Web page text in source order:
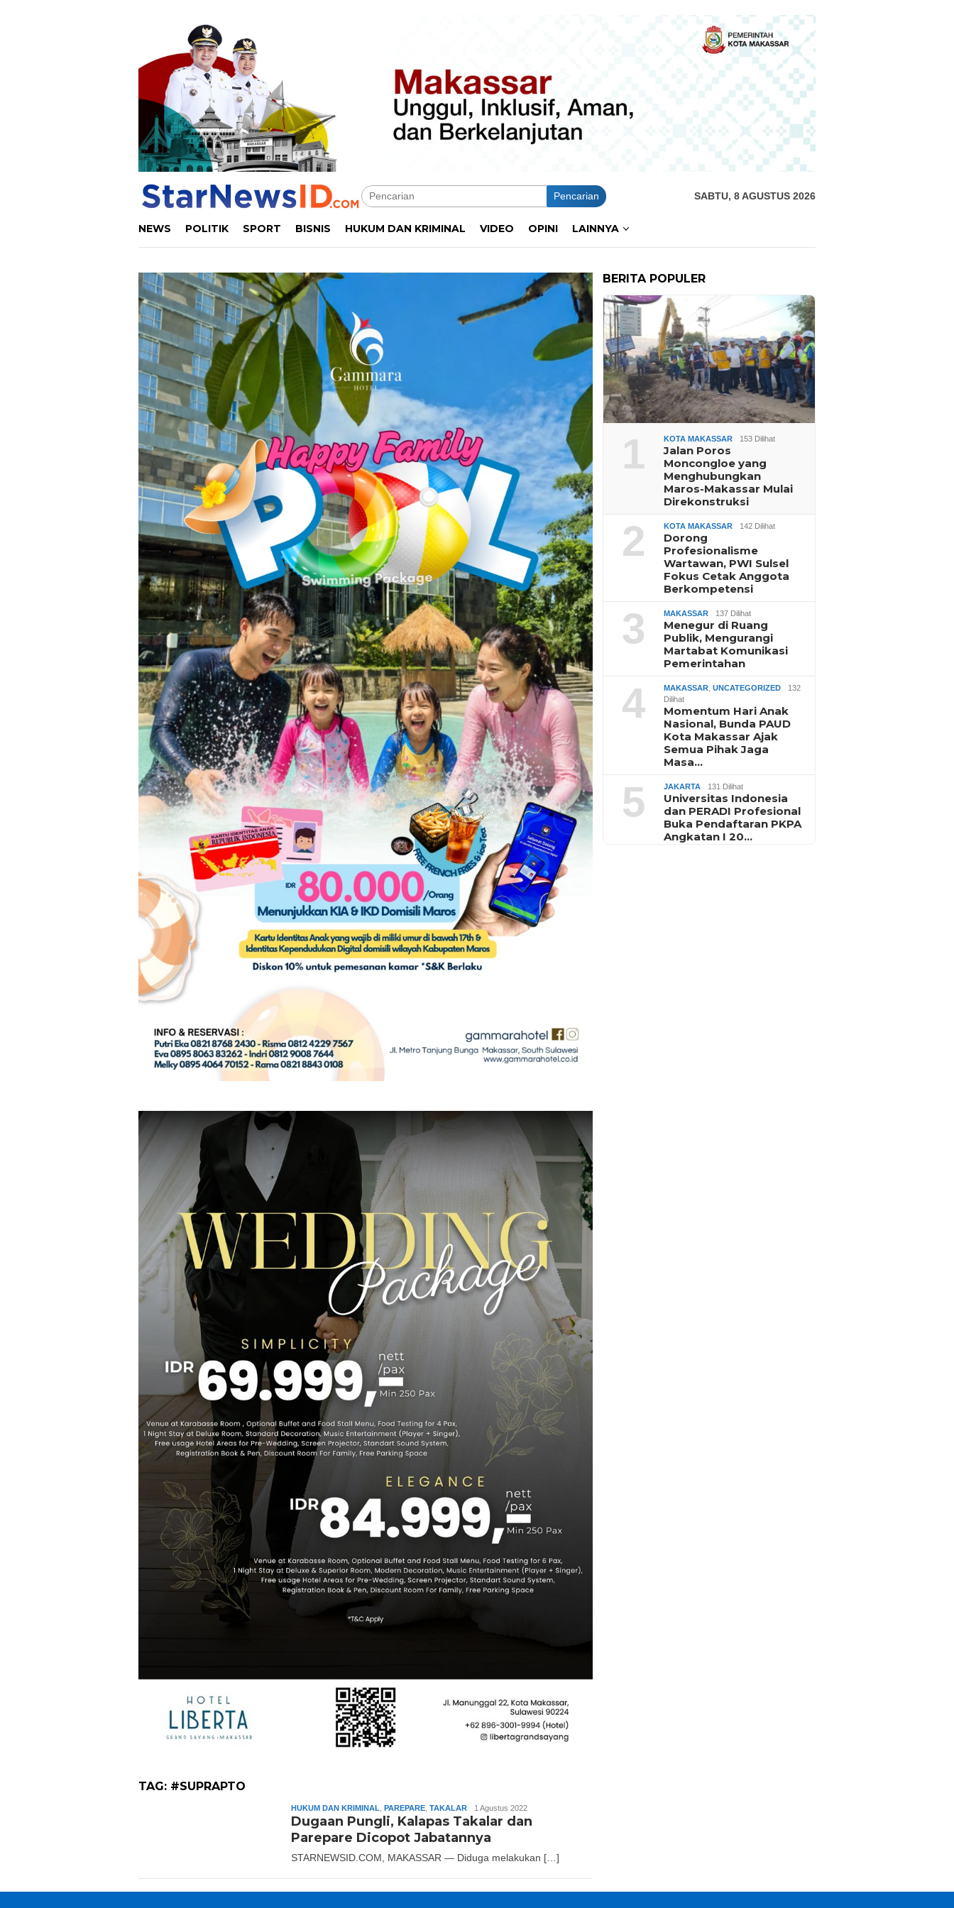
Pencarian SABTU, 8 AGUSTUS 2026
NEWS POLITIK SPORT BISNIS HUKUM DAN KRIMINAL VIDEO OPINI LAINNYA
TAG: #SUPRAPTO
HUKUM DAN KRIMINAL PAREPARE TAKALAR Slamet
Riady
1 Agustus 2022
Dugaan Pungli, Kalapas Takalar dan
Parepare Dicopot Jabatannya
STARNEWSID.COM, MAKASSAR — Diduga melakukan […]
BERITA POPULER
1 KOTA MAKASSAR 153 Dilihat
Jalan Poros
Moncongloe yang
Menghubungkan
Maros-Makassar Mulai
Direkonstruksi
2 KOTA MAKASSAR 142 Dilihat
Dorong
Profesionalisme
Wartawan, PWI Sulsel
Fokus Cetak Anggota
Berkompetensi
3 MAKASSAR 137 Dilihat
Menegur di Ruang
Publik, Mengurangi
Martabat Komunikasi
Pemerintahan
4 MAKASSAR ,UNCATEGORIZED
132
Dilihat
Momentum Hari Anak
Nasional, Bunda PAUD
Kota Makassar Ajak
Semua Pihak Jaga
Masa…
5 JAKARTA 131 Dilihat
Universitas Indonesia
dan PERADI Profesional
Buka Pendaftaran PKPA
Angkatan I 20…